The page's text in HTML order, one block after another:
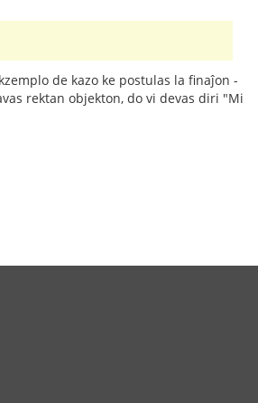
de kazo ke postulas la finaĵon -
rektan objekton, do vi devas diri "Mi